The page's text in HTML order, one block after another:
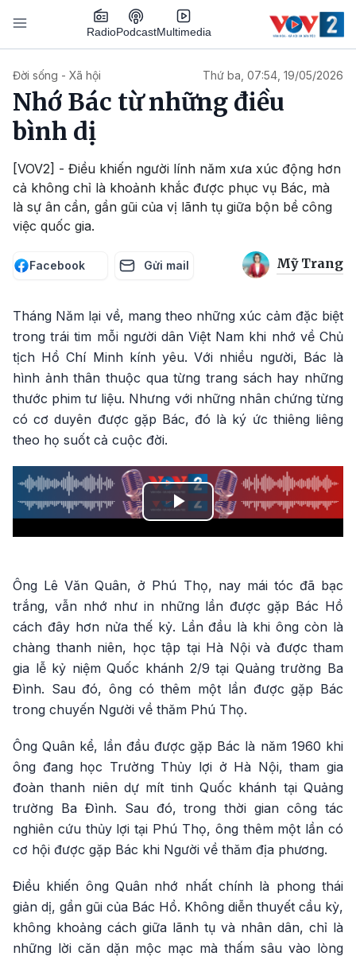
Nhảy đến nội dung
RadioPodcastMultimedia
Đời sống - Xã hội Thứ ba, 07:54, 19/05/2026
Nhớ Bác từ những điều
bình dị
[VOV2] - Điều khiến người lính năm xưa xúc động hơn
cả không chỉ là khoảnh khắc được phục vụ Bác, mà
là sự ân cần, gần gũi của vị lãnh tụ giữa bộn bề công
việc quốc gia.
Facebook Gửi mail Mỹ Trang
Tháng Năm lại về, mang theo những xúc cảm đặc biệt
trong trái tim mỗi người dân Việt Nam khi nhớ về Chủ
tịch Hồ Chí Minh kính yêu. Với nhiều người, Bác là
hình ảnh thân thuộc qua từng trang sách hay những
thước phim tư liệu. Nhưng với những nhân chứng từng
có cơ duyên được gặp Bác, đó là ký ức thiêng liêng
theo họ suốt cả cuộc đời.
Play
Ông Lê Văn Quân, ở Phú Thọ, nay mái tóc đã bạc
trắng, vẫn nhớ như in những lần được gặp Bác Hồ
cách đây hơn nửa thế kỷ. Lần đầu là khi ông còn là
chàng thanh niên, học tập tại Hà Nội và được tham
gia lễ kỷ niệm Quốc khánh 2/9 tại Quảng trường Ba
Đình. Sau đó, ông có thêm một lần được gặp Bác
trong chuyến Người về thăm Phú Thọ.
Ông Quân kể, lần đầu được gặp Bác là năm 1960 khi
ông đang học Trường Thủy lợi ở Hà Nội, tham gia
đoàn thanh niên dự mít tinh Quốc khánh tại Quảng
trường Ba Đình. Sau đó, trong thời gian công tác
nghiên cứu thủy lợi tại Phú Thọ, ông thêm một lần có
cơ hội được gặp Bác khi Người về thăm địa phương.
Điều khiến ông Quân nhớ nhất chính là phong thái
giản dị, gần gũi của Bác Hồ. Không diễn thuyết cầu kỳ,
không khoảng cách giữa lãnh tụ và nhân dân, chỉ là
những lời căn dặn mộc mạc mà thấm sâu vào lòng